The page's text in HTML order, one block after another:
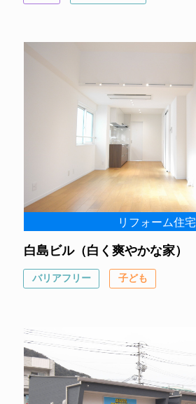
リフォーム住宅
白島ビル（白く爽やかな家）
バリアフリー 子ども